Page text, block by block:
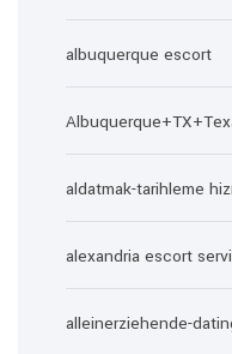
albuquerque escort
aldatmak-tarihleme
alexandria escort
alleinerziehende-